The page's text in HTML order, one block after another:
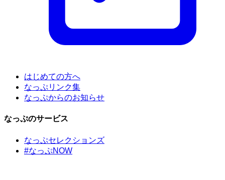
はじめての方へ
なっぷリンク集
なっぷからのお知らせ
なっぷのサービス
なっぷセレクションズ
#なっぷNOW